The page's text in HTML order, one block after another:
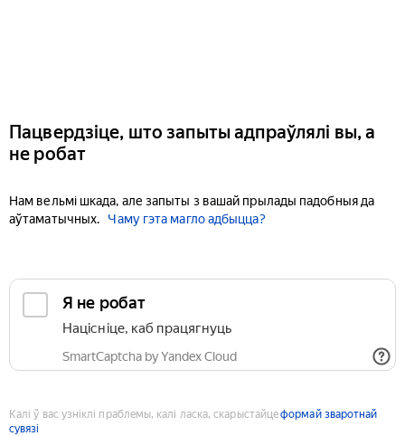
Пацвердзіце, што запыты адпраўлялі вы, а
не робат
Нам вельмі шкада, але запыты з вашай прылады падобныя да
аўтаматычных.
Чаму гэта магло адбыцца?
Я не робат
Націсніце, каб працягнуць
SmartCaptcha by Yandex Cloud
Калі ў вас узніклі праблемы, калі ласка, скарыстайцеформай зваротнай
сувязі